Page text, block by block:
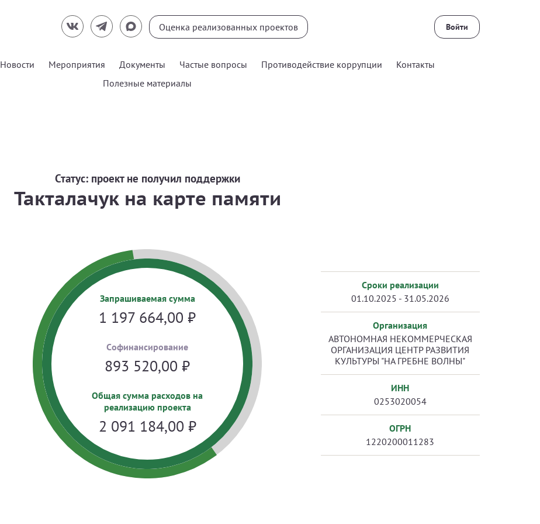
Войти
Новости Мероприятия Документы Частые вопросы Противодействие коррупции
Контакты
Полезные материалы
Статус: проект не получил поддержки
Такталачук на карте памяти
Запрашиваемая сумма
1 197 664,00 ₽
Cофинансирование
893 520,00 ₽
Общая сумма расходов на
реализацию проекта
2 091 184,00 ₽
Сроки реализации
01.10.2025 - 31.05.2026
Организация
АВТОНОМНАЯ НЕКОММЕРЧЕСКАЯ
ОРГАНИЗАЦИЯ ЦЕНТР РАЗВИТИЯ
КУЛЬТУРЫ "НА ГРЕБНЕ ВОЛНЫ"
ИНН
0253020054
ОГРН
1220200011283